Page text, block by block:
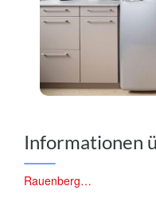
Informationen
Rauenberg…